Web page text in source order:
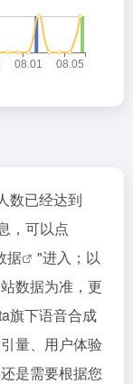
数已经达到
，可以点
据
"进入；以
数据为准，更
旗下语音合成
量、用户体验
是需要根据您